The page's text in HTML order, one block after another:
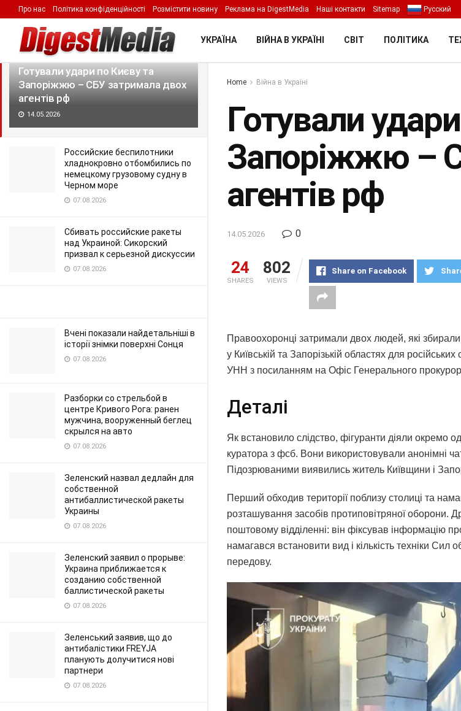
LATEST TRENDING Filter
Готували удари по Києву та
Запоріжжю – СБУ затримала двох
агентів рф
14.05.2026
Российские беспилотники
хладнокровно отбомбились по
немецкому грузовому судну в
Черном море
07.08.2026
Сбивать российские ракеты
над Украиной: Сикорский
призвал к серьезной дискуссии
07.08.2026
Вчені показали найдетальніші в
історії знімки поверхні Сонця
07.08.2026
Разборки со стрельбой в
центре Кривого Рога: ранен
мужчина, вооруженный беглец
скрылся на авто
07.08.2026
Зеленский назвал дедлайн для
собственной
антибаллистической ракеты
Украины
07.08.2026
Зеленский заявил о прорыве:
Украина приближается к
созданию собственной
баллистической ракеты
07.08.2026
Зеленський заявив, що до
антибалістики FREYJA
планують долучитися нові
партнери
07.08.2026
Про нас Політика конфіденційності Розмістити новину Реклама на DigestMedia Наші контакти Sitemap Русский
УКРАЇНА ВІЙНА В УКРАЇНІ СВІТ ПОЛІТИКА
Home Війна в Україні
Готували
Запоріжжю –
агентів рф
14.05.2026 0
24
SHARES
802
VIEWS
Share on Facebook
Правоохоронці затримали двох людей, які
у Київській та Запорізькій областях для
УНН з посиланням на Офіс Генерального
Деталі
Як встановило слідство, фігуранти діяли окремо
куратора з фсб. Вони використовували анонімні
Підозрюваними виявились житель Київщини і
Перший обходив території поблизу столиці та
розташування засобів протиповітряної оборони.
поштовому відділенні: він фіксував інформацію
намагався встановити вид і кількість техніки
передову.